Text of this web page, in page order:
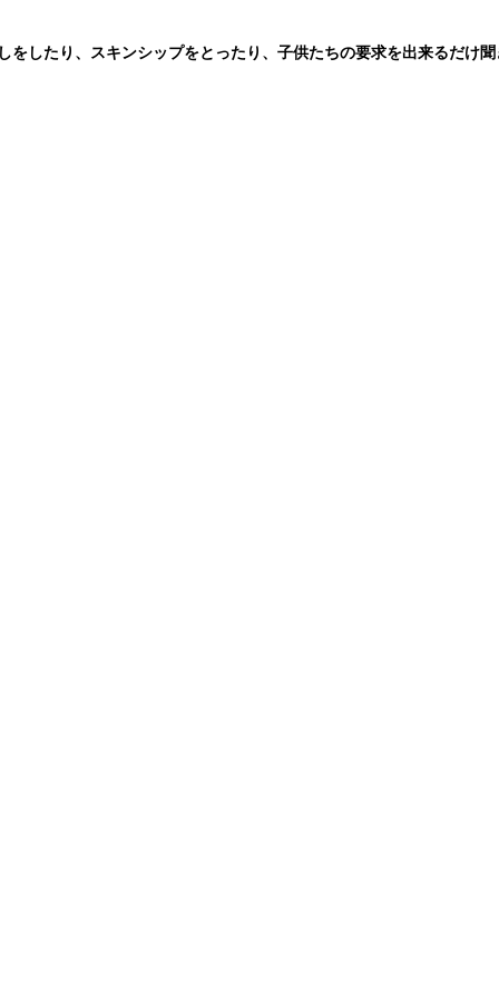
したり、スキンシップをとったり、子供たちの要求を出来るだけ